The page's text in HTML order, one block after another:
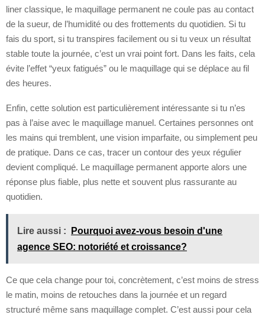
liner classique, le maquillage permanent ne coule pas au contact
de la sueur, de l’humidité ou des frottements du quotidien. Si tu
fais du sport, si tu transpires facilement ou si tu veux un résultat
stable toute la journée, c’est un vrai point fort. Dans les faits, cela
évite l’effet “yeux fatigués” ou le maquillage qui se déplace au fil
des heures.
Enfin, cette solution est particulièrement intéressante si tu n’es
pas à l’aise avec le maquillage manuel. Certaines personnes ont
les mains qui tremblent, une vision imparfaite, ou simplement peu
de pratique. Dans ce cas, tracer un contour des yeux régulier
devient compliqué. Le maquillage permanent apporte alors une
réponse plus fiable, plus nette et souvent plus rassurante au
quotidien.
Lire aussi :
Pourquoi avez-vous besoin d'une
agence SEO: notoriété et croissance?
Ce que cela change pour toi, concrètement, c’est moins de stress
le matin, moins de retouches dans la journée et un regard
structuré même sans maquillage complet. C’est aussi pour cela